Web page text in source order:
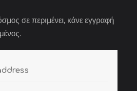
σε περιμένει, κάνε εγγραφή